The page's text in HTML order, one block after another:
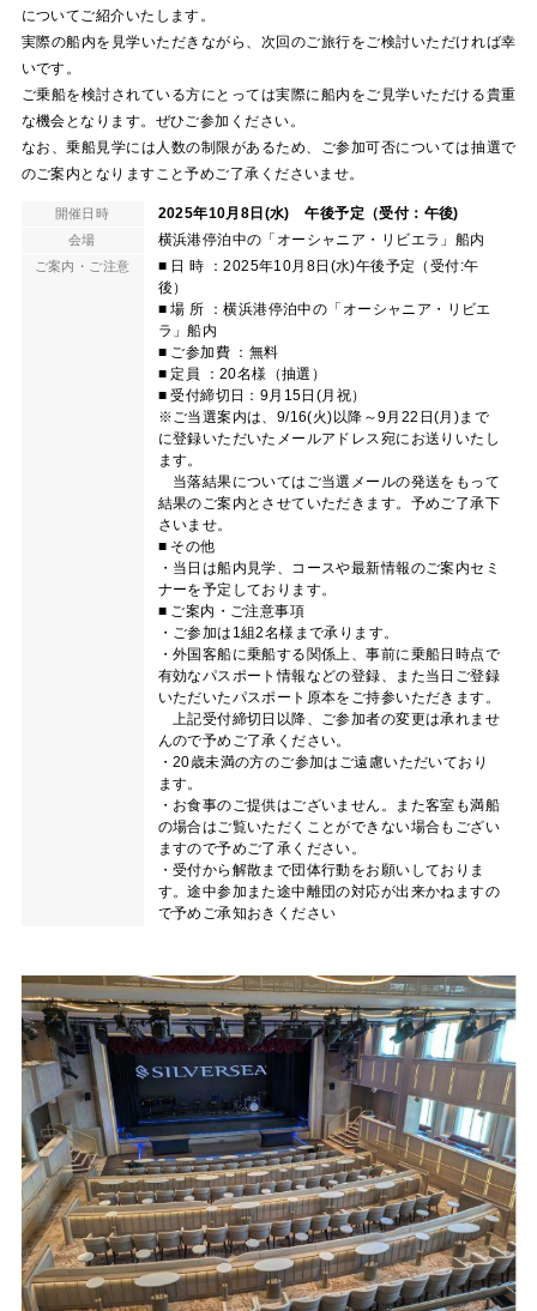
についてご紹介いたします。
実際の船内を見学いただきながら、次回のご旅行をご検討いただければ幸
いです。
ご乗船を検討されている方にとっては実際に船内をご見学いただける貴重
な機会となります。ぜひご参加ください。
なお、乗船見学には人数の制限があるため、ご参加可否については抽選で
のご案内となりますこと予めご了承くださいませ。
開催日時 2025年10月8日(水) 午後予定（受付：午後)
会場 横浜港停泊中の「オーシャニア・リビエラ」船内
ご案内・ご注意
■ 日 時 ：2025年10月8日(水)午後予定（受付:午
後）
■ 場 所 ：横浜港停泊中の「オーシャニア・リビエ
ラ」船内
■ ご参加費 ：無料
■ 定員 ：20名様（抽選）
■ 受付締切日：9月15日(月祝）
※ご当選案内は、9/16(火)以降～9月22日(月)まで
に登録いただいたメールアドレス宛にお送りいたし
ます。
当落結果についてはご当選メールの発送をもって
結果のご案内とさせていただきます。予めご了承下
さいませ。
■ その他
・当日は船内見学、コースや最新情報のご案内セミ
ナーを予定しております。
■ ご案内・ご注意事項
・ご参加は1組2名様まで承ります。
・外国客船に乗船する関係上、事前に乗船日時点で
有効なパスポート情報などの登録、また当日ご登録
いただいたパスポート原本をご持参いただきます。
上記受付締切日以降、ご参加者の変更は承れませ
んので予めご了承ください。
・20歳未満の方のご参加はご遠慮いただいており
ます。
・お食事のご提供はございません。また客室も満船
の場合はご覧いただくことができない場合もござい
ますので予めご了承ください。
・受付から解散まで団体行動をお願いしておりま
す。途中参加また途中離団の対応が出来かねますの
で予めご承知おきください